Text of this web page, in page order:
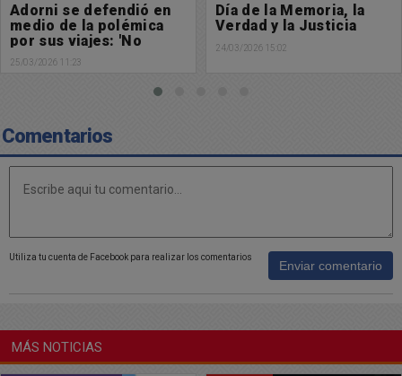
Adorni se defendió en
medio de la polémica
por sus viajes: 'No
tengo nada que
esconder'
25/03/2026 11:23
Día de la Memoria, la
Verdad y la Justicia
24/03/2026 15:02
Comentarios
Utiliza tu cuenta de Facebook para realizar los comentarios
Enviar comentario
MÁS NOTICIAS